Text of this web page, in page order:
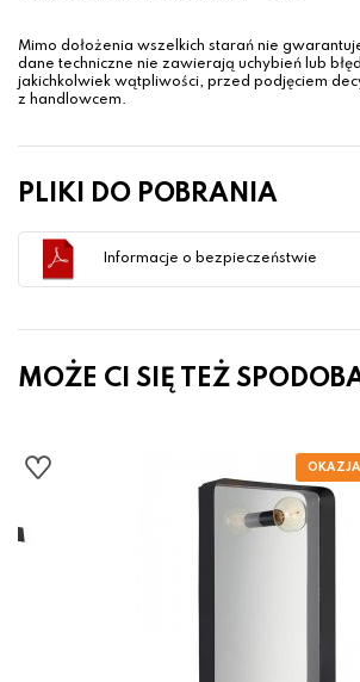
Mimo dołożenia wszelkich starań nie
dane techniczne nie zawierają uchybień lub
jakichkolwiek wątpliwości, przed podjęciem
z handlowcem.
PLIKI DO POBRANIA
Informacje o bezpieczeństwie
MOŻE CI SIĘ TEŻ